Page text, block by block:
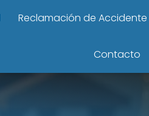
Reclamación de Accidente
Contacto